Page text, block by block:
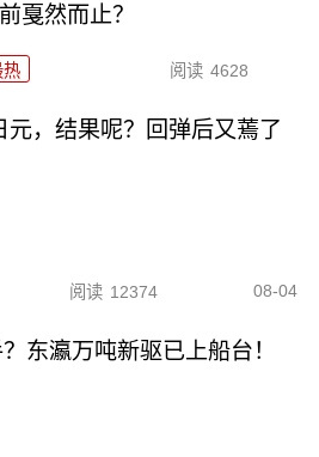
戛然而止？
热 阅读 4628
元，结果呢？回弹后又蔫了
阅读 12374 08-04
东瀛万吨新驱已上船台！